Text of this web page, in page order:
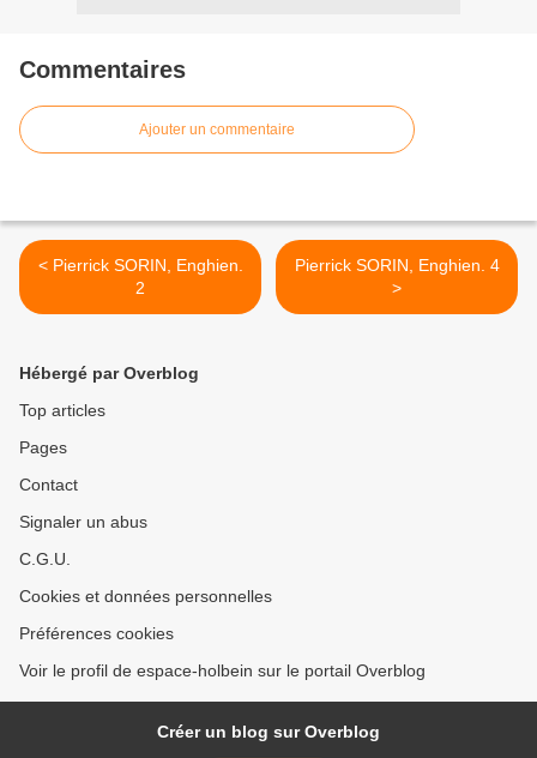
Commentaires
Ajouter un commentaire
< Pierrick SORIN, Enghien.
2
Pierrick SORIN, Enghien. 4
>
Hébergé par Overblog
Top articles
Pages
Contact
Signaler un abus
C.G.U.
Cookies et données personnelles
Préférences cookies
Voir le profil de espace-holbein sur le portail Overblog
Créer un blog sur Overblog